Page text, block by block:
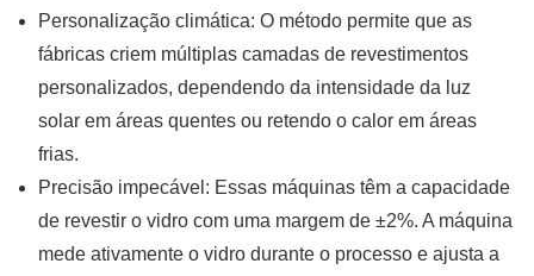
Personalização climática: O método permite que as
fábricas criem múltiplas camadas de revestimentos
personalizados, dependendo da intensidade da luz
solar em áreas quentes ou retendo o calor em áreas
frias.
Precisão impecável: Essas máquinas têm a capacidade
de revestir o vidro com uma margem de ±2%. A máquina
mede ativamente o vidro durante o processo e ajusta a